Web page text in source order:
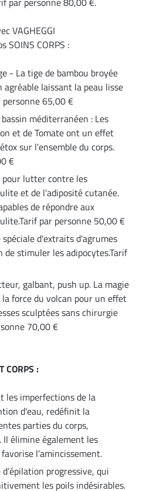
VAGHEGGI
SOINS CORPS :
- La tige de bambou broyée
laissant la peau lisse
65,00 €
méditerranéen : Les
et de Tomate ont un effet
sur l'ensemble du corps.
€
pour lutter contre les
et de l'adiposité cutanée.
de répondre aux
par personne 50,00 €
d'extraits d'agrumes
stimuler les adipocytes.Tarif
galbant, push up. La magie
force du volcan pour un effet
sculptées sans chirurgie
70,00 €
CORPS :
les imperfections de la
d'eau, redéfinit la
parties du corps,
élimine également les
l’amincissement.
progressive, qui
les poils indésirables.